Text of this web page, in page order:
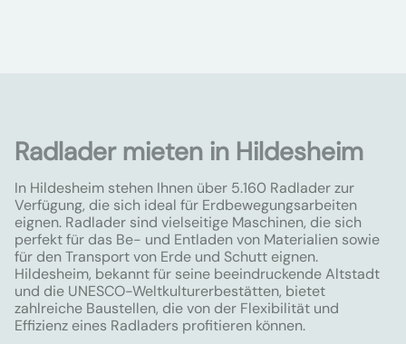
Radlader mieten in Hildesheim
In Hildesheim stehen Ihnen über 5.160 Radlader zur
Verfügung, die sich ideal für Erdbewegungsarbeiten
eignen. Radlader sind vielseitige Maschinen, die sich
perfekt für das Be- und Entladen von Materialien sowie
für den Transport von Erde und Schutt eignen.
Hildesheim, bekannt für seine beeindruckende Altstadt
und die UNESCO-Weltkulturerbestätten, bietet
zahlreiche Baustellen, die von der Flexibilität und
Effizienz eines Radladers profitieren können.